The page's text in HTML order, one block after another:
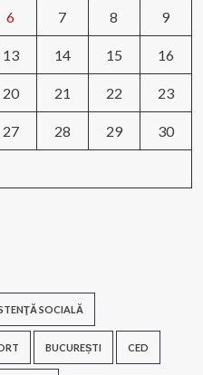
6 7 8 9
13 14 15 16
20 21 22 23
27 28 29 30
SOCIALĂ
BUCUREȘTI CED